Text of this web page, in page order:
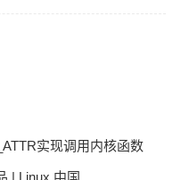
实现调用内核函数
| Linux 中国